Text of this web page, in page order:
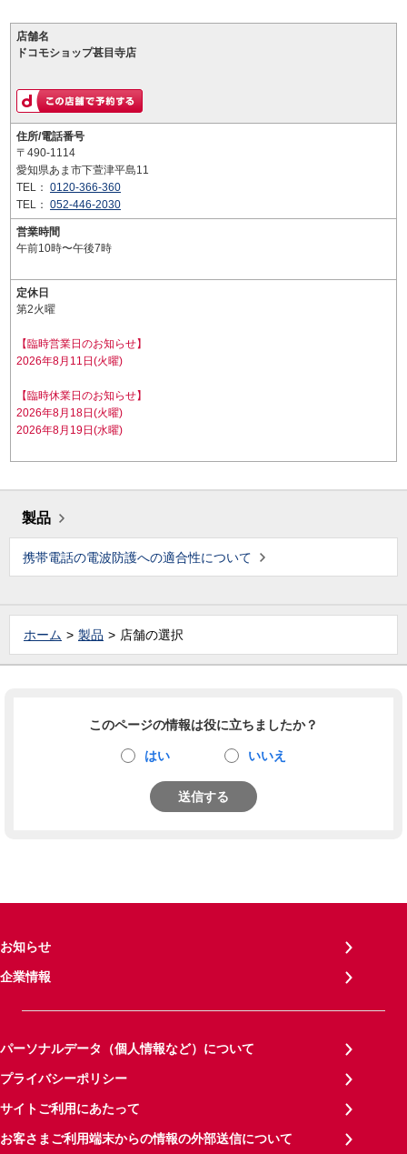
店舗名
ドコモショップ甚目寺店
住所/電話番号
〒490-1114
愛知県あま市下萱津平島11
TEL： 0120-366-360
TEL： 052-446-2030
営業時間
午前10時〜午後7時
定休日
第2火曜
【臨時営業日のお知らせ】
2026年8月11日(火曜)
【臨時休業日のお知らせ】
2026年8月18日(火曜)
2026年8月19日(水曜)
製品
携帯電話の電波防護への適合性について
ホーム 製品 店舗の選択
このページの情報は役に立ちましたか？
はい いいえ
送信する
お知らせ
企業情報
パーソナルデータ（個人情報など）について
プライバシーポリシー
サイトご利用にあたって
お客さまご利用端末からの情報の外部送信について